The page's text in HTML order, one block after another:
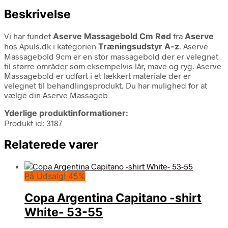
Beskrivelse
Vi har fundet Aserve Massagebold Cm Rød fra Aserve
hos Apuls.dk i kategorien Træningsudstyr A-z. Aserve
Massagebold 9cm er en stor massagebold der er velegnet
til større områder som eksempelvis lår, mave og ryg. Aserve
Massagebold er udført i et lækkert materiale der er
velegnet til behandlingsprodukt. Du har mulighed for at
vælge din Aserve Massageb
Yderlige produktinformationer:
Produkt id: 3187
Relaterede varer
På Udsalg! 45%
Copa Argentina Capitano -shirt
White- 53-55